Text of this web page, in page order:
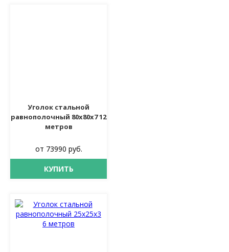
Уголок стальной
равнополочный 80х80х7 12
метров
от 73990 руб.
КУПИТЬ